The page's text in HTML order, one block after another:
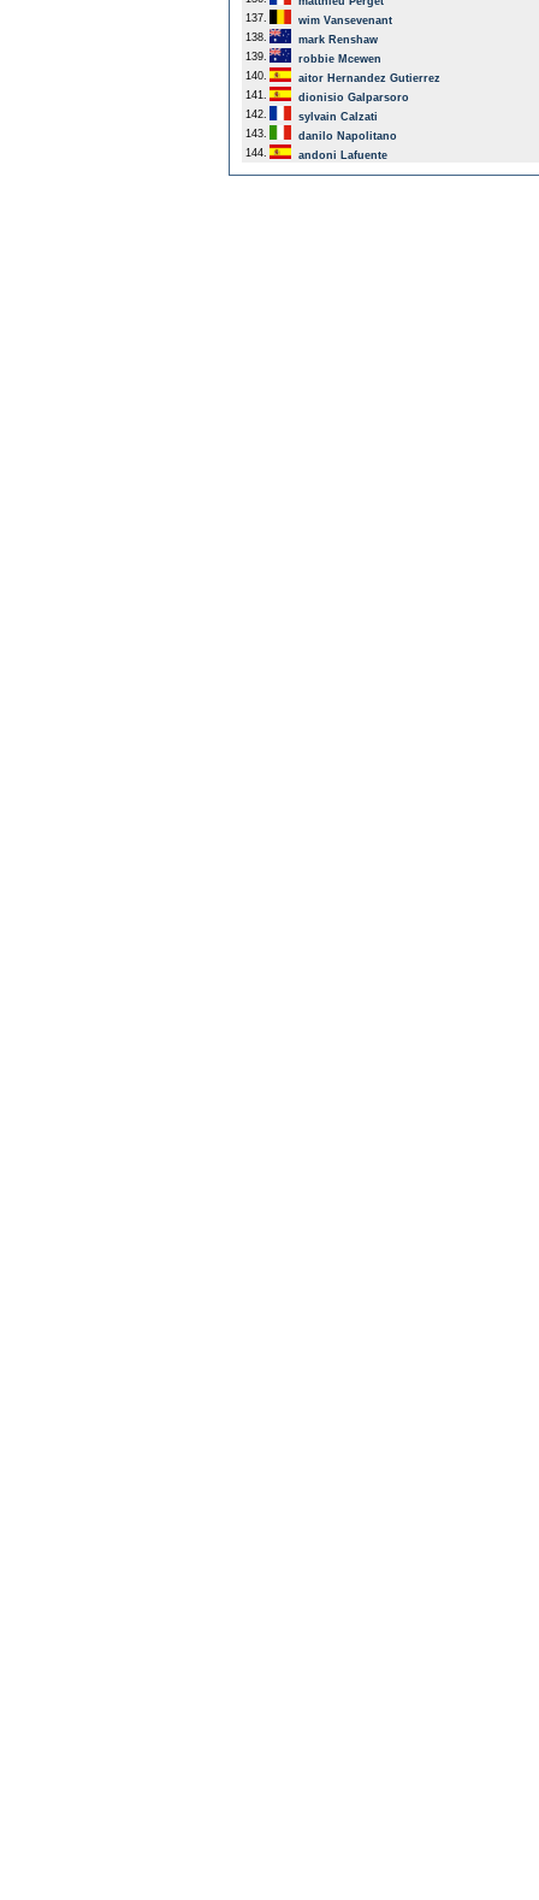
137.
wim Vansevenant
138.
mark Renshaw
139.
robbie Mcewen
140.
aitor Hernandez Gutierrez
141.
dionisio Galparsoro
142.
sylvain Calzati
143.
danilo Napolitano
144.
andoni Lafuente